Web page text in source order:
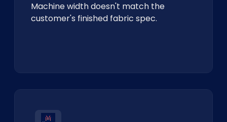
Machine width doesn't match the
customer's finished fabric spec.